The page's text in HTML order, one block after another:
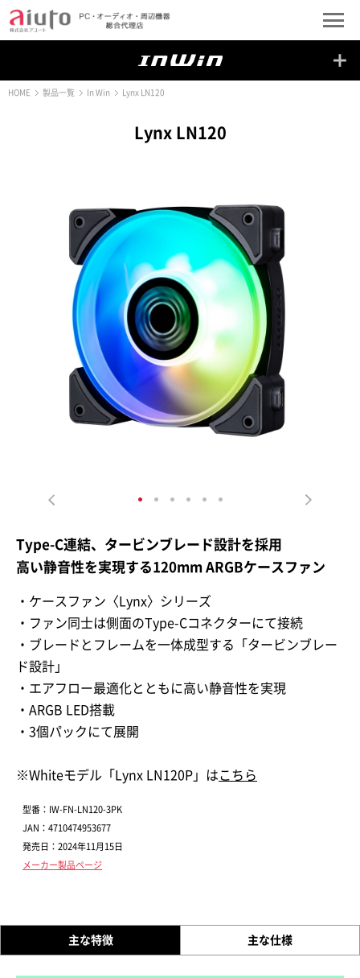
HOME 製品一覧 In Win Lynx LN120
Lynx LN120
Type-C連結、タービンブレード設計を採用
高い静音性を実現する120mm ARGBケースファン
・ケースファン〈Lynx〉シリーズ
・ファン同士は側面のType-Cコネクターにて接続
・ブレードとフレームを一体成型する「タービンブレー
ド設計」
・エアフロー最適化とともに高い静音性を実現
・ARGB LED搭載
・3個パックにて展開
※Whiteモデル「Lynx LN120P」はこちら
型番：IW-FN-LN120-3PK
JAN：4710474953677
発売日：2024年11月15日
メーカー製品ページ
主な特徴 主な仕様